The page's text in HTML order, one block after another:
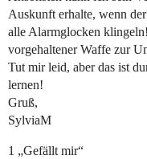
Auskunft erhalte, wenn
alle Alarmglocken
vorgehaltener Waffe zur
Tut mir leid, aber das ist
lernen!
Gruß,
SylviaM
1 „Gefällt mir“